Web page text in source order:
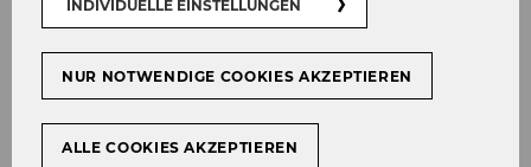
INDIVIDUELLE EINSTELLUNGEN
NUR NOTWENDIGE COOKIES AKZEPTIEREN
ALLE COOKIES AKZEPTIEREN